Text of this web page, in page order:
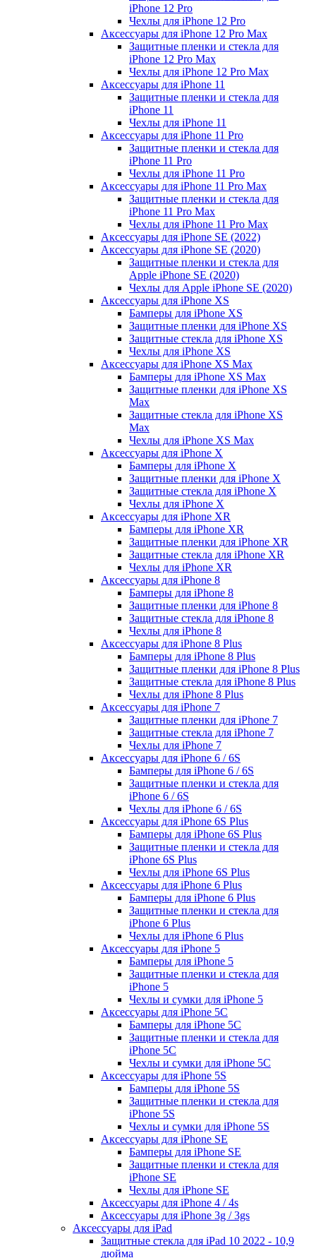
iPhone 12 Pro
Чехлы для iPhone 12 Pro
Аксессуары для iPhone 12 Pro Max
Защитные пленки и стекла для
iPhone 12 Pro Max
Чехлы для iPhone 12 Pro Max
Аксессуары для iPhone 11
Защитные пленки и стекла для
iPhone 11
Чехлы для iPhone 11
Аксессуары для iPhone 11 Pro
Защитные пленки и стекла для
iPhone 11 Pro
Чехлы для iPhone 11 Pro
Аксессуары для iPhone 11 Pro Max
Защитные пленки и стекла для
iPhone 11 Pro Max
Чехлы для iPhone 11 Pro Max
Аксессуары для iPhone SE (2022)
Аксессуары для iPhone SE (2020)
Защитные пленки и стекла для
Apple iPhone SE (2020)
Чехлы для Apple iPhone SE (2020)
Аксессуары для iPhone ХS
Бамперы для iPhone ХS
Защитные пленки для iPhone ХS
Защитные стекла для iPhone ХS
Чехлы для iPhone ХS
Аксессуары для iPhone ХS Max
Бамперы для iPhone XS Max
Защитные пленки для iPhone XS
Max
Защитные стекла для iPhone XS
Max
Чехлы для iPhone XS Max
Аксессуары для iPhone X
Бамперы для iPhone X
Защитные пленки для iPhone X
Защитные стекла для iPhone X
Чехлы для iPhone X
Аксессуары для iPhone XR
Бамперы для iPhone XR
Защитные пленки для iPhone XR
Защитные стекла для iPhone XR
Чехлы для iPhone XR
Аксессуары для iPhone 8
Бамперы для iPhone 8
Защитные пленки для iPhone 8
Защитные стекла для iPhone 8
Чехлы для iPhone 8
Аксессуары для iPhone 8 Plus
Бамперы для iPhone 8 Plus
Защитные пленки для iPhone 8 Plus
Защитные стекла для iPhone 8 Plus
Чехлы для iPhone 8 Plus
Аксессуары для iPhone 7
Защитные пленки для iPhone 7
Защитные стекла для iPhone 7
Чехлы для iPhone 7
Аксессуары для iPhone 6 / 6S
Бамперы для iPhone 6 / 6S
Защитные пленки и стекла для
iPhone 6 / 6S
Чехлы для iPhone 6 / 6S
Аксессуары для iPhone 6S Plus
Бамперы для iPhone 6S Plus
Защитные пленки и стекла для
iPhone 6S Plus
Чехлы для iPhone 6S Plus
Аксессуары для iPhone 6 Plus
Бамперы для iPhone 6 Plus
Защитные пленки и стекла для
iPhone 6 Plus
Чехлы для iPhone 6 Plus
Аксессуары для iPhone 5
Бамперы для iPhone 5
Защитные пленки и стекла для
iPhone 5
Чехлы и сумки для iPhone 5
Аксессуары для iPhone 5C
Бамперы для iPhone 5C
Защитные пленки и стекла для
iPhone 5C
Чехлы и сумки для iPhone 5C
Аксессуары для iPhone 5S
Бамперы для iPhone 5S
Защитные пленки и стекла для
iPhone 5S
Чехлы и сумки для iPhone 5S
Аксессуары для iPhone SE
Бамперы для iPhone SE
Защитные пленки и стекла для
iPhone SE
Чехлы для iPhone SE
Аксессуары для iPhone 4 / 4s
Аксессуары для iPhone 3g / 3gs
Аксессуары для iPad
Защитные стекла для iPad 10 2022 - 10,9
дюйма